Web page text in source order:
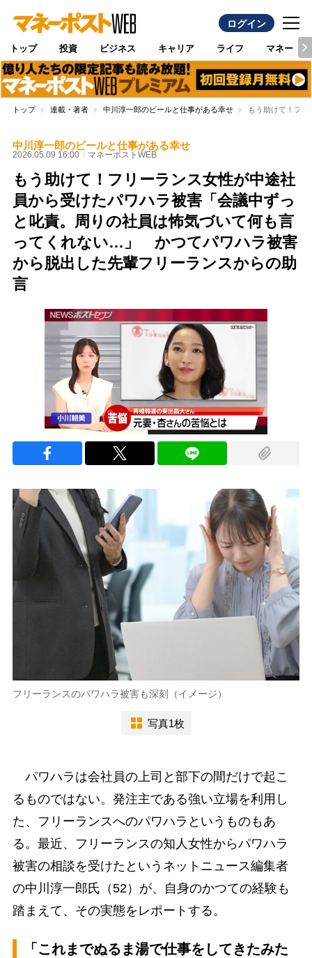
ログイン
トップ 投資 ビジネス キャリア ライフ マネー
トップ 連載・著者 中川淳一郎のビールと仕事がある幸せ もう助けて！フ
中川淳一郎のビールと仕事がある幸せ
2026.05.09 16:00 マネーポストWEB
もう助けて！フリーランス女性が中途社
員から受けたパワハラ被害「会議中ずっ
と叱責。周りの社員は怖気づいて何も言
ってくれない…」 かつてパワハラ被害
から脱出した先輩フリーランスからの助
言
フリーランスのパワハラ被害も深刻（イメージ）
写真1枚
パワハラは会社員の上司と部下の間だけで起こ
るものではない。発注主である強い立場を利用し
た、フリーランスへのパワハラというものもあ
る。最近、フリーランスの知人女性からパワハラ
被害の相談を受けたというネットニュース編集者
の中川淳一郎氏（52）が、自身のかつての経験も
踏まえて、その実態をレポートする。
「これまでぬるま湯で仕事をしてきたみた